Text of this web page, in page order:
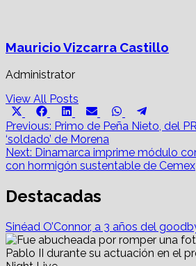
Mauricio Vizcarra Castillo
Administrator
View All Posts
Share
on
(Twitter)
Share
on
Facebook
Share
on
LinkedIn
Share
on
Email
Share
on
WhatsApp
on
Post
navigation
Previous: Primo de Peña Nieto, del
‘soldado’ de Morena
Next: Dinamarca imprime módulo
con hormigón sustentable de Cemex
Destacadas
Sinéad O’Connor, a 3 años del